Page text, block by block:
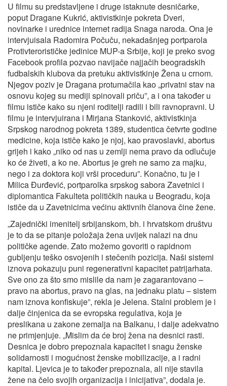
U filmu su predstavljene i druge istaknute desničarke,
poput Dragane Kukrić, aktivistkinje pokreta Dveri,
novinarke i urednice internet radija Snaga naroda. Ona je
intervjuisala Radomira Počuču, nekadašnjeg portparola
Protivterorističke jedinice MUP-a Srbije, koji je preko svog
Facebook profila pozvao navijače najjačih beogradskih
fudbalskih klubova da pretuku aktivistkinje Žena u crnom.
Njegov poziv je Dragana protumačila kao „privatni stav na
osnovu kojeg su mediji spinovali priču”, a i ona također u
filmu ističe kako su njeni roditelji radili i bili ravnopravni. U
filmu je intervjuirana i Mirjana Stanković, aktivistkinja
Srpskog narodnog pokreta 1389, studentica četvrte godine
medicine, koja ističe kako je njoj, kao pravoslavki, abortus
grijeh i kako „niko od nas u zemlji nema pravo da odlučuje
ko će živeti, a ko ne. Abortus je greh ne samo za majku,
nego i za doktora koji vrši proceduru”. Konačno, tu je i
Milica Đurđević, portparolka srpskog sabora Zavetnici i
diplomantica Fakulteta političkih nauka u Beogradu, koja
ističe da u Zavetnicima većinu aktivnih članova čine žene.
„Zajednički imenitelj srbijanskom, bh. i hrvatskom društvu
je to da se pitanje položaja žena uvijek nalazi na dnu
političke agende. Zato možemo govoriti o rapidnom
gubljenju teško osvojenih i stečenih pozicija. Naši sistemi
iznova pokazuju puni regenerativni kapacitet patrijarhata.
Sve ono za što smo mislile da nam je zagarantovano –
pravo na abortus, pravo na glas, na jednaku platu – sistem
nam iznova konfiskuje”, rekla je Jelena. Stalni problem je i
dalje činjenica da se evropska regulativa, koja je
preslikana u zakone zemalja na Balkanu, i dalje adekvatno
ne primjenjuje. „Mislim da će broj žena na desnici rasti.
Desnica je dobro prepoznala kapacitet i snagu ženske
solidarnosti i mogućnost ženske mobilizacije, a i radni
kapital. Ljevica je to također prepoznala, ali nije stavila
žene na čelo svojih organizacija i inicijativa”, dodala je.